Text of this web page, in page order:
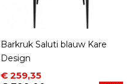
Barkruk Saluti blauw Kare
Design
Prijs
€ 259,35
Normale prijs